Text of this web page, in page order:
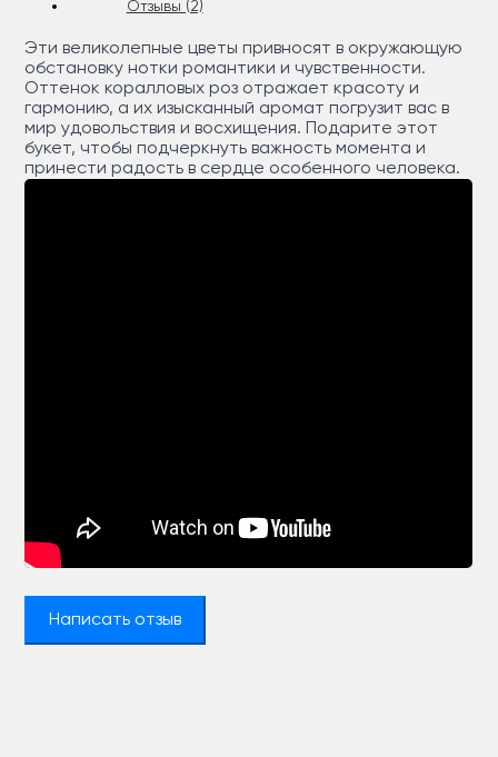
Отзывы (2)
Эти великолепные цветы привносят в окружающую
обстановку нотки романтики и чувственности.
Оттенок коралловых роз отражает красоту и
гармонию, а их изысканный аромат погрузит вас в
мир удовольствия и восхищения. Подарите этот
букет, чтобы подчеркнуть важность момента и
принести радость в сердце особенного человека.
Написать отзыв